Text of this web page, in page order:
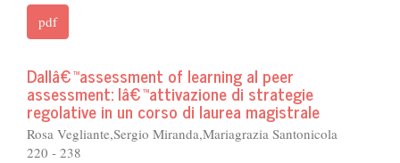
pdf
Dallâ€™assessment of learning al peer
assessment: lâ€™attivazione di strategie
regolative in un corso di laurea magistrale
Rosa Vegliante,Sergio Miranda,Mariagrazia Santonicola
220 - 238